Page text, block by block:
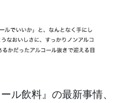
ル飲料』の最新事情